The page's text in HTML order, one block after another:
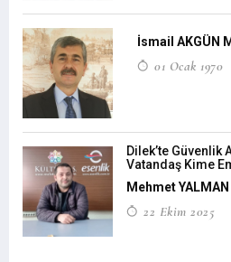
İsmail AKGÜN
01 Ocak 1970
Dilek’te
Vatandaş Kime
Mehmet YALMAN
22 Ekim 2025